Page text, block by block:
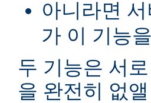
아니라면
가 이 기능
두 기능은 서
을 완전히 없